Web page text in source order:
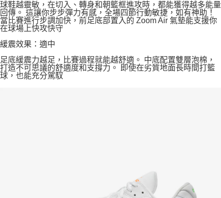
球鞋越靈敏，在切入、轉身和朝籃框進攻時，都能獲得越多能量
回傳。 這讓你步步彈力有感，全場四節行動敏捷，如有神助！
當比賽進行步調加快，前足底部置入的 Zoom Air 氣墊能支援你
在球場上快攻快守
緩震效果：適中
足底緩震力越足，比賽過程就能越舒適。 中底配置雙層泡棉，
打造不可思議的舒適度和支撐力。 即使在劣質地面長時間打籃
球，也能充分駕馭